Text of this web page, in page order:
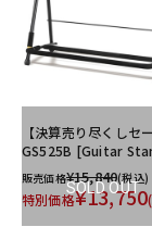
SOLD OUT
【決算売り尽くしセ
GS525B [Guitar
販売価格¥15,840(税込)
特別価格¥13,750